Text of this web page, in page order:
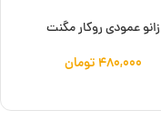
زانو عمودی روکار مگنت
۴۸۰,۰۰۰تومان